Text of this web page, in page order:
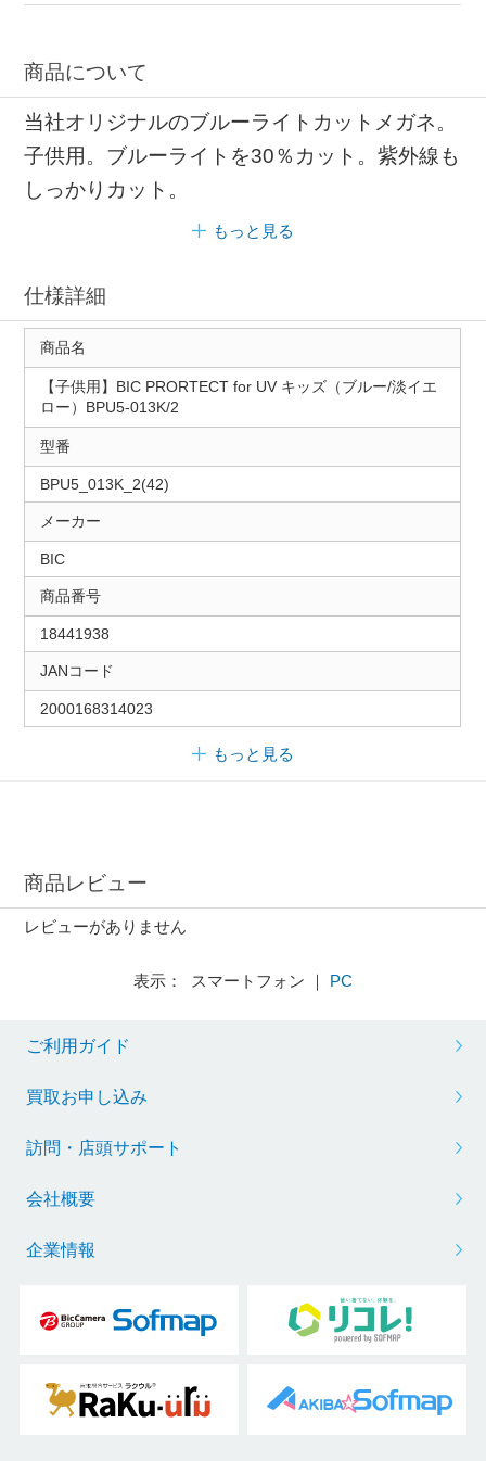
商品について
当社オリジナルのブルーライトカットメガネ。
子供用。ブルーライトを30％カット。紫外線も
しっかりカット。
もっと見る
仕様詳細
商品名
【子供用】BIC PRORTECT for UV キッズ（ブルー/淡イエ
ロー）BPU5-013K/2
型番
BPU5_013K_2(42)
メーカー
BIC
商品番号
18441938
JANコード
2000168314023
もっと見る
商品レビュー
レビューがありません
表示： スマートフォン ｜ PC
ご利用ガイド
買取お申し込み
訪問・店頭サポート
会社概要
企業情報